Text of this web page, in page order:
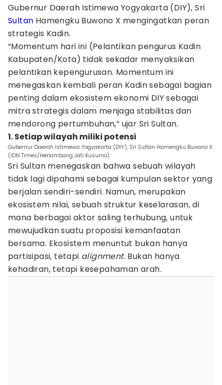
Gubernur Daerah Istimewa Yogyakarta (DIY), Sri
Sultan Hamengku Buwono X mengingatkan peran
strategis Kadin.
“Momentum hari ini (Pelantikan pengurus Kadin
Kabupaten/Kota) tidak sekadar menyaksikan
pelantikan kepengurusan. Momentum ini
menegaskan kembali peran Kadin sebagai bagian
penting dalam ekosistem ekonomi DIY sebagai
mitra strategis dalam menjaga stabilitas dan
mendorong pertumbuhan,” ujar Sri Sultan.
1. Setiap wilayah miliki potensi
Gubernur Daerah Istimewa Yogyakarta (DIY), Sri Sultan Hamengku Buwono X.
(IDN Times/Herlambang Jati Kusumo)
Sri Sultan menegaskan bahwa sebuah wilayah
tidak lagi dipahami sebagai kumpulan sektor yang
berjalan sendiri-sendiri. Namun, merupakan
ekosistem nilai, sebuah struktur keselarasan, di
mana berbagai aktor saling terhubung, untuk
mewujudkan suatu proposisi kemanfaatan
bersama. Ekosistem menuntut bukan hanya
partisipasi, tetapi alignment. Bukan hanya
kehadiran, tetapi kesepahaman arah.